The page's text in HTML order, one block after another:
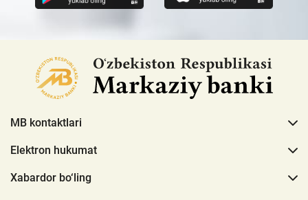
MB kontaktlari
Elektron hukumat
Xabardor bo‘ling